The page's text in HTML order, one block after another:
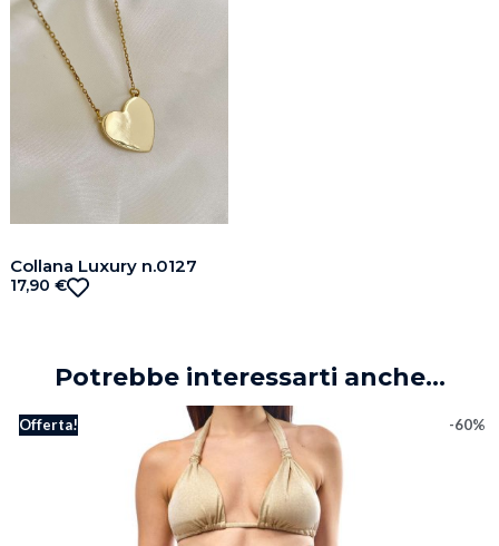
Collana Luxury n.0127
17,90 €
Potrebbe interessarti anche...
-60%
Offerta!